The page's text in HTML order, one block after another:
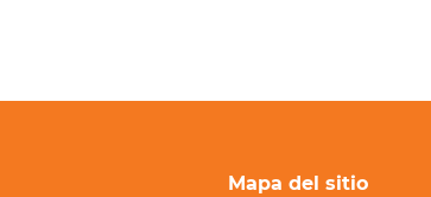
Mapa del sitio